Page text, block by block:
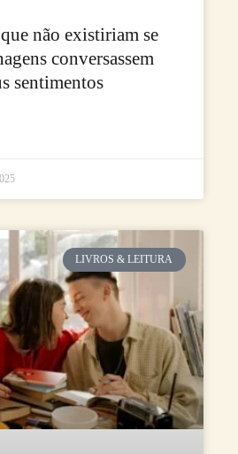
não existiriam se
conversassem
sentimentos
LIVROS & LEITURA